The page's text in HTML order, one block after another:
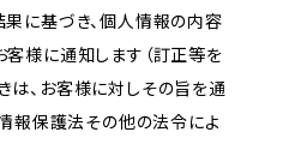
果に基づき、個人情報の内容
客様に通知します（訂正等を
は、お客様に対しその旨を通
情報保護法その他の法令によ